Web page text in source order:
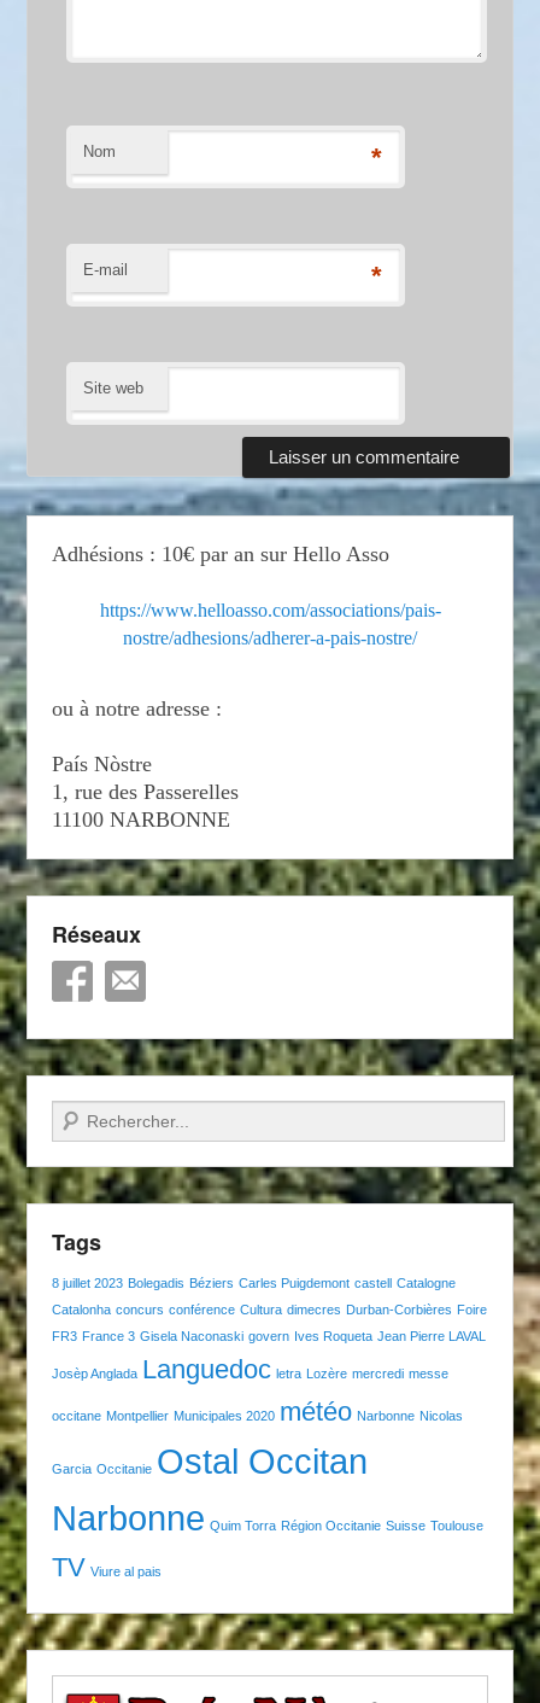
Nom *
E-mail *
Site web
Adhésions : 10€ par an sur Hello Asso
https://www.helloasso.com/associations/pais-
nostre/adhesions/adherer-a-pais-nostre/
ou à notre adresse :
País Nòstre
1, rue des Passerelles
11100 NARBONNE
Réseaux
Recherche
Tags
8 juillet 2023 Bolegadis Béziers Carles Puigdemont castell Catalogne
Catalonha concurs conférence Cultura dimecres Durban-Corbières Foire
FR3 France 3 Gisela Naconaski govern Ives Roqueta Jean Pierre LAVAL
Josèp Anglada Languedoc letra Lozère mercredi messe
occitane Montpellier Municipales 2020 météo Narbonne Nicolas
Garcia Occitanie Ostal Occitan
Narbonne Quim Torra Région Occitanie Suisse Toulouse
TV Viure al pais